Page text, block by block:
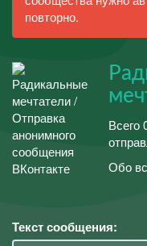
повторно.
Всего
Обо
Текст сообщения: